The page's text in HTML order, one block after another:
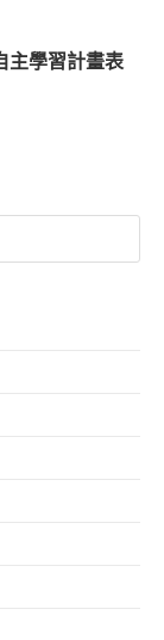
主學習計畫表